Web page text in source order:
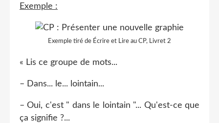
Exemple :
Exemple tiré de Écrire et Lire au CP, Livret 2
« Lis ce groupe de mots...
– Dans... le... lointain...
– Oui, c'est " dans le lointain "... Qu'est-ce que
ça signifie ?...